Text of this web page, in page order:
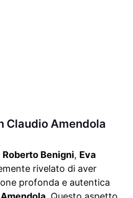
Claudio Amendola
Roberto Benigni, Eva
rivelato di aver
profonda e autentica